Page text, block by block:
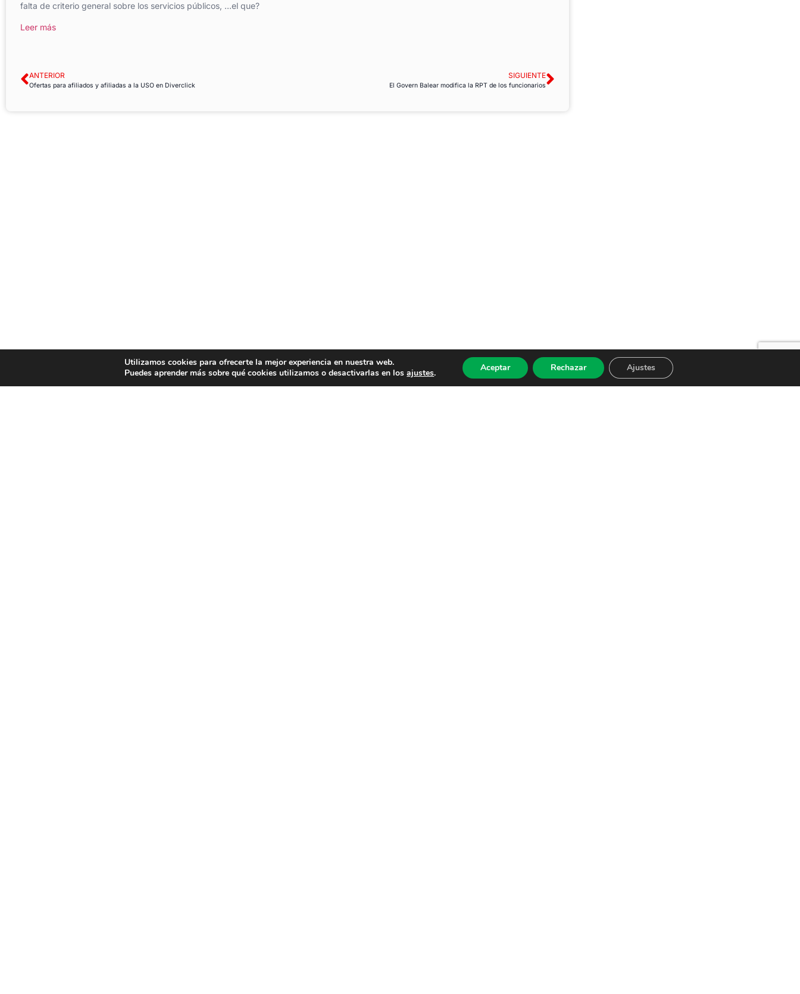
falta de criterio general sobre los servicios públicos, …el que?
Leer más
ANTERIOR
Ofertas para afiliados y afiliadas a la USO en Diverclick
SIGUIENTE
El Govern Balear modifica la RPT de los funcionarios
Utilizamos cookies para ofrecerte la mejor experiencia en nuestra web.
Puedes aprender más sobre qué cookies utilizamos o desactivarlas en losajustes. Aceptar Rechazar Ajustes